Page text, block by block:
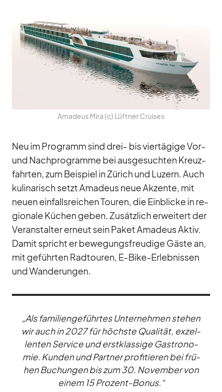
Ama­deus Mira (c) Lüft­ner Crui­ses
Neu im Pro­gramm sind drei- bis vier­tä­gige Vor-
und Nach­pro­gramme bei aus­ge­such­ten Kreuz­
fahr­ten, zum Bei­spiel in Zü­rich und Lu­zern. Auch
ku­li­na­risch setzt Ama­deus neue Ak­zente, mit
neuen ein­falls­rei­chen Tou­ren, die Ein­bli­cke in re­
gio­nale Kü­chen ge­ben. Zu­sätz­lich er­wei­tert der
Ver­an­stal­ter er­neut sein Pa­ket Ama­deus Ak­tiv.
Da­mit spricht er be­we­gungs­freu­dige Gäste an,
mit ge­führ­ten Rad­tou­ren, E‑­Bike-Er­leb­nis­sen
und Wan­de­run­gen.
„Als fa­mi­li­en­ge­führ­tes Un­ter­neh­men ste­hen
wir auch in 2027 für höchste Qua­li­tät, ex­zel­
len­ten Ser­vice und erst­klas­sige Gas­tro­no­
mie. Kun­den und Part­ner pro­fi­tie­ren bei frü­
hen Bu­chun­gen bis zum 30. No­vem­ber von
ei­nem 15 Pro­zent-Bo­nus.“